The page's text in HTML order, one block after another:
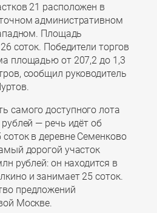
21 расположен в
административном
Площадь
соток. Победители торгов
площадью от 207,2 до 1,3
сообщил руководитель
самого доступного лота
— речь идёт об
в деревне Семенково
дорогой участок
рублей: он находится в
и занимает 25 соток.
предложений
Москве.